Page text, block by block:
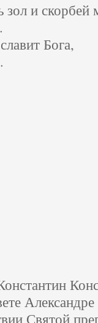
зол и скорбей
Бога,
Святой